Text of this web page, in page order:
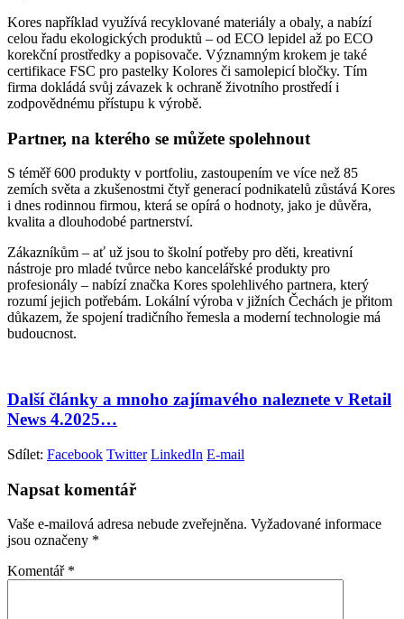
Kores například využívá recyklované materiály a obaly, a nabízí
celou řadu ekologických produktů – od ECO lepidel až po ECO
korekční prostředky a popisovače. Významným krokem je také
certifikace FSC pro pastelky Kolores či samolepicí bločky. Tím
firma dokládá svůj závazek k ochraně životního prostředí i
zodpovědnému přístupu k výrobě.
Partner, na kterého se můžete spolehnout
S téměř 600 produkty v portfoliu, zastoupením ve více než 85
zemích světa a zkušenostmi čtyř generací podnikatelů zůstává Kores
i dnes rodinnou firmou, která se opírá o hodnoty, jako je důvěra,
kvalita a dlouhodobé partnerství.
Zákazníkům – ať už jsou to školní potřeby pro děti, kreativní
nástroje pro mladé tvůrce nebo kancelářské produkty pro
profesionály – nabízí značka Kores spolehlivého partnera, který
rozumí jejich potřebám. Lokální výroba v jižních Čechách je přitom
důkazem, že spojení tradičního řemesla a moderní technologie má
budoucnost.
Další články a mnoho zajímavého naleznete v Retail
News 4.2025…
Sdílet: Facebook Twitter LinkedIn E-mail
Napsat komentář
Vaše e-mailová adresa nebude zveřejněna. Vyžadované informace
jsou označeny *
Komentář *